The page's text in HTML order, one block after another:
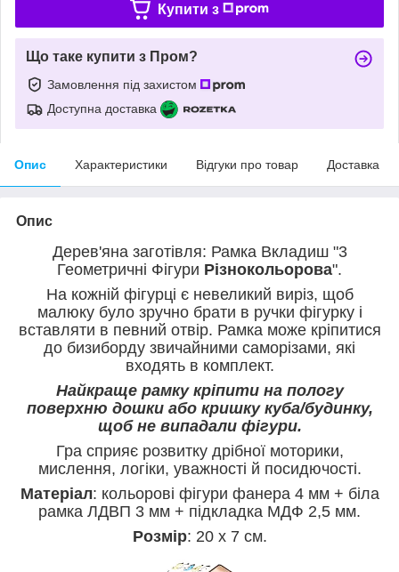
Купити з
Що таке купити з Пром?
Замовлення під захистом
Доступна доставка
Опис Характеристики Відгуки про товар Доставка
Опис
Дерев'яна заготівля: Рамка Вкладиш "3
Геометричні Фігури Різнокольорова".
На кожній фігурці є невеликий виріз, щоб
малюку було зручно брати в ручки фігурку і
вставляти в певний отвір. Рамка може кріпитися
до бизиборду звичайними саморізами, які
входять в комплект.
Найкраще рамку кріпити на пологу
поверхню дошки або кришку куба/будинку,
щоб не випадали фігури.
Гра сприяє розвитку дрібної моторики,
мислення, логіки, уважності й посидючості.
Матеріал: кольорові фігури фанера 4 мм + біла
рамка ЛДВП 3 мм + підкладка МДФ 2,5 мм.
Розмір: 20 х 7 см.